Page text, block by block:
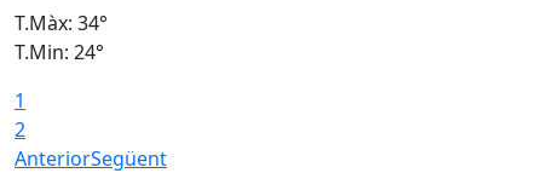
T.Màx: 34°
T.Min: 24°
1
2
AnteriorSegüent